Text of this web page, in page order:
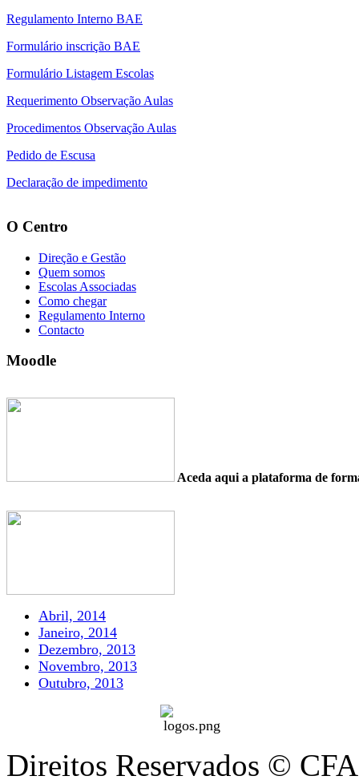
Regulamento Interno BAE
Formulário inscrição BAE
Formulário Listagem Escolas
Requerimento Observação Aulas
Procedimentos Observação Aulas
Pedido de Escusa
Declaração de impedimento
O Centro
Direção e Gestão
Quem somos
Escolas Associadas
Como chegar
Regulamento Interno
Contacto
Moodle
Aceda aqui a plataforma de
Abril, 2014
Janeiro, 2014
Dezembro, 2013
Novembro, 2013
Outubro, 2013
Direitos Reservados ©